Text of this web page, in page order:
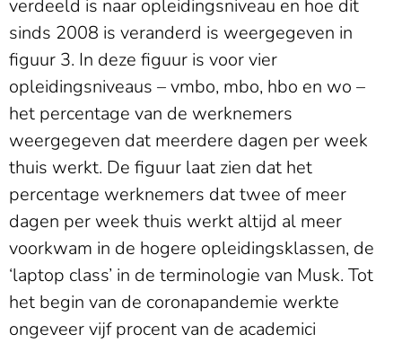
verdeeld is naar opleidingsniveau en hoe dit
sinds 2008 is veranderd is weergegeven in
figuur 3. In deze figuur is voor vier
opleidingsniveaus – vmbo, mbo, hbo en wo –
het percentage van de werknemers
weergegeven dat meerdere dagen per week
thuis werkt. De figuur laat zien dat het
percentage werknemers dat twee of meer
dagen per week thuis werkt altijd al meer
voorkwam in de hogere opleidingsklassen, de
‘laptop class’ in de terminologie van Musk. Tot
het begin van de coronapandemie werkte
ongeveer vijf procent van de academici